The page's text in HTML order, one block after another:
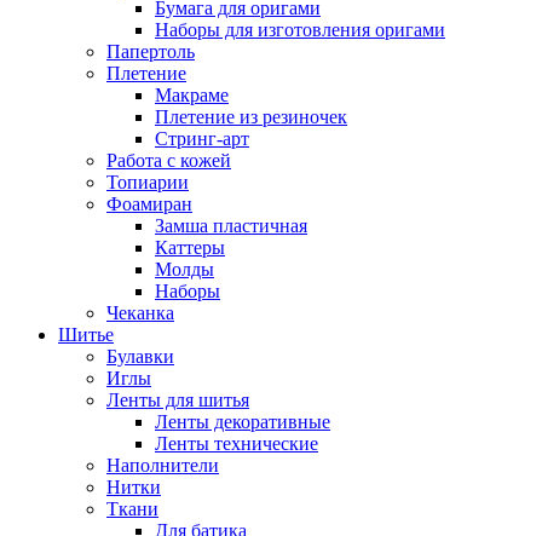
Бумага для оригами
Наборы для изготовления оригами
Папертоль
Плетение
Макраме
Плетение из резиночек
Стринг-арт
Работа с кожей
Топиарии
Фоамиран
Замша пластичная
Каттеры
Молды
Наборы
Чеканка
Шитье
Булавки
Иглы
Ленты для шитья
Ленты декоративные
Ленты технические
Наполнители
Нитки
Ткани
Для батика